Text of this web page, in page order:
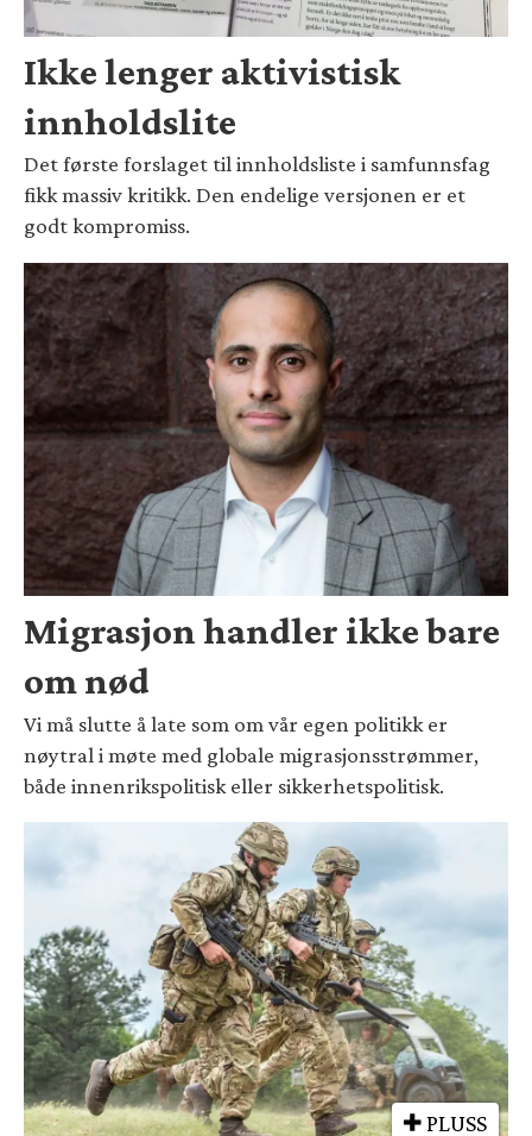
Ikke lenger aktivistisk
innholdslite
Det første forslaget til innholdsliste i samfunnsfag
fikk massiv kritikk. Den endelige versjonen er et
godt kompromiss.
Migrasjon handler ikke bare
om nød
Vi må slutte å late som om vår egen politikk er
nøytral i møte med globale migrasjonsstrømmer,
både innenrikspolitisk eller sikkerhetspolitisk.
PLUSS